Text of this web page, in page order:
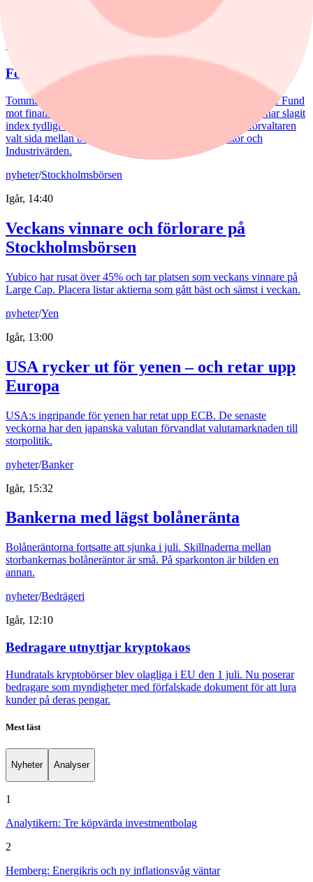
5 augusti, 15:06
Fondvinnare med banktung portfölj
Tommi Saukkoriipi har styrt nästan halva SEB Swedish Value Fund
mot finanssektorn. Det har varit ett vinnande drag. Fonden har slagit
index tydligt både i år och på längre sikt. Samtidigt har förvaltaren
valt sida mellan börsens två stora maktbolag - Investor och
Industrivärden.
nyheter/Stockholmsbörsen
Igår, 14:40
Veckans vinnare och förlorare på
Stockholmsbörsen
Yubico har rusat över 45% och tar platsen som veckans vinnare på
Large Cap. Placera listar aktierna som gått bäst och sämst i veckan.
nyheter/Yen
Igår, 13:00
USA rycker ut för yenen – och retar upp
Europa
USA:s ingripande för yenen har retat upp ECB. De senaste
veckorna har den japanska valutan förvandlat valutamarknaden till
storpolitik.
nyheter/Banker
Igår, 15:32
Bankerna med lägst bolåneränta
Bolåneräntorna fortsatte att sjunka i juli. Skillnaderna mellan
storbankernas bolåneräntor är små. På sparkonton är bilden en
annan.
nyheter/Bedrägeri
Igår, 12:10
Bedragare utnyttjar kryptokaos
Hundratals kryptobörser blev olagliga i EU den 1 juli. Nu poserar
bedragare som myndigheter med förfalskade dokument för att lura
kunder på deras pengar.
Mest läst
Nyheter Analyser
1
Analytikern: Tre köpvärda investmentbolag
2
Hemberg: Energikris och ny inflationsvåg väntar